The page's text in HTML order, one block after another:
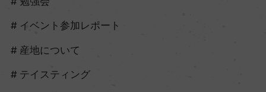
イベント参加レポート
産地について
テイスティング